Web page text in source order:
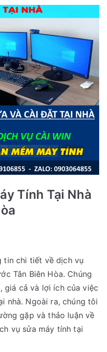
Tính Tại Nhà
tin chi tiết về dịch vụ
Tân Biên Hòa. Chúng
giá cả và lợi ích của việc
nhà. Ngoài ra, chúng tôi
gặp và thảo luận về
vụ sửa máy tính tại